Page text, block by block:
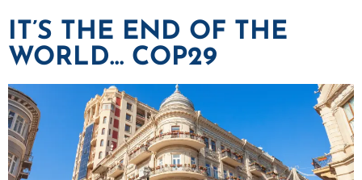
IT’S THE END OF THE
WORLD… COP29